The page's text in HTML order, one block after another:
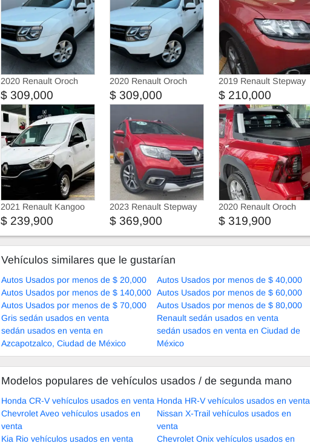
2020 Renault Oroch
$ 309,000
2020 Renault Oroch
$ 309,000
2019 Renault Stepway
$ 210,000
2021 Renault Kangoo
Express
$ 239,900
2023 Renault Stepway
$ 369,900
2020 Renault Oroch
$ 319,900
Vehículos similares que le gustarían
Autos Usados por menos de $ 20,000
Autos Usados por menos de $ 40,000
Autos Usados por menos de $ 140,000 Autos Usados por menos de $ 60,000
Autos Usados por menos de $ 70,000
Autos Usados por menos de $ 80,000
Gris sedán usados en venta
Renault sedán usados en venta
sedán usados en venta en
Azcapotzalco, Ciudad de México
sedán usados en venta en Ciudad de
México
Modelos populares de vehículos usados ​​/ de segunda mano
Honda CR-V vehículos usados en venta Honda HR-V vehículos usados en venta
Chevrolet Aveo vehículos usados en
venta
Nissan X-Trail vehículos usados en
venta
Kia Rio vehículos usados en venta
Chevrolet Onix vehículos usados en